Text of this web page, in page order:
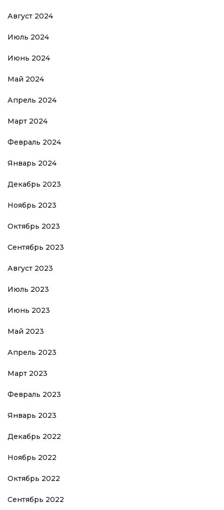
Август 2024
Июль 2024
Июнь 2024
Май 2024
Апрель 2024
Март 2024
Февраль 2024
Январь 2024
Декабрь 2023
Ноябрь 2023
Октябрь 2023
Сентябрь 2023
Август 2023
Июль 2023
Июнь 2023
Май 2023
Апрель 2023
Март 2023
Февраль 2023
Январь 2023
Декабрь 2022
Ноябрь 2022
Октябрь 2022
Сентябрь 2022